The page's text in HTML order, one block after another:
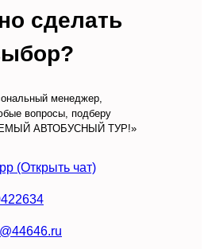
сделать
менеджер,
вопросы, подберу
АВТОБУСНЫЙ ТУР!»
(Открыть чат)